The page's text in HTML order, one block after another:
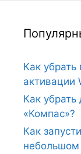
Как
активации
Как
«Компас»?
Как
небольшом